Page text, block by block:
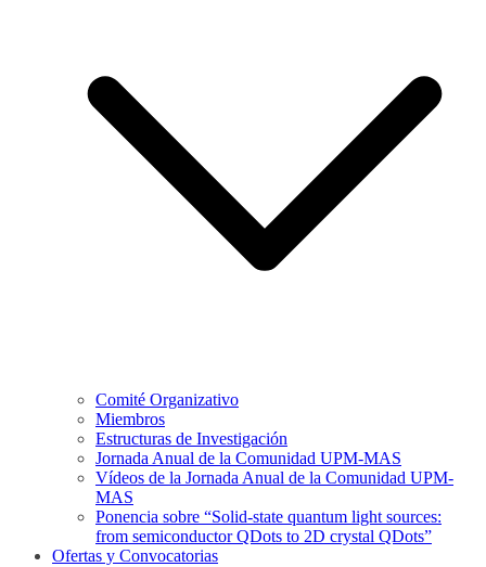
Comité Organizativo
Miembros
Estructuras de Investigación
Jornada Anual de la Comunidad UPM-MAS
Vídeos de la Jornada Anual de la Comunidad UPM-
MAS
Ponencia sobre “Solid-state quantum light sources:
from semiconductor QDots to 2D crystal QDots”
Ofertas y Convocatorias